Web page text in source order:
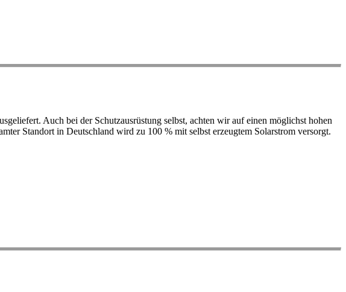
Auch bei der Schutzausrüstung selbst, achten wir auf einen möglichst hohen
Standort in Deutschland wird zu 100 % mit selbst erzeugtem Solarstrom versorgt.